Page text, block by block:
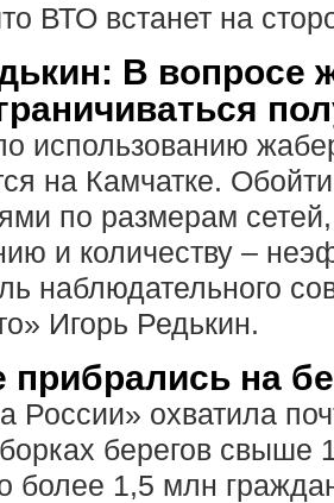
ВТО встанет на
В вопросе
использованию
на Камчатке.
по размерам
и количеству –
наблюдательного
Игорь Редькин.
прибрались на
России» охватила
берегов свыше
более 1,5 млн